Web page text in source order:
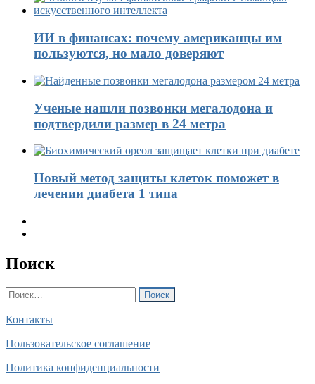
ИИ в финансах: почему американцы им
пользуются, но мало доверяют
Ученые нашли позвонки мегалодона и
подтвердили размер в 24 метра
Новый метод защиты клеток поможет в
лечении диабета 1 типа
Поиск
Найти:
Контакты
Пользовательское соглашение
Политика конфиденциальности